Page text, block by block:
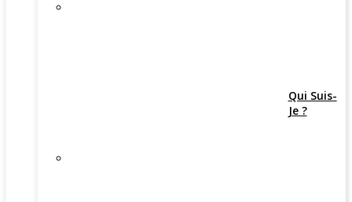
Qui Suis-
Je ?